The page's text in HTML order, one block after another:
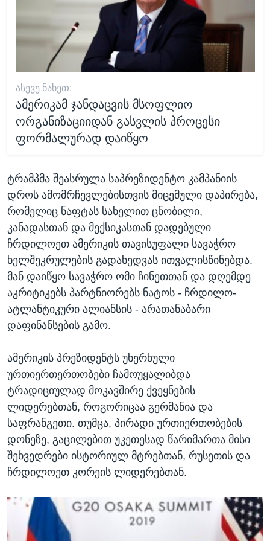
ᲐᲡᲔᲕᲔ ᲜᲐᲮᲔᲗ:
ამერიკამ ჯანდაცვის მსოფლიო
ორგანიზაციიდან გასვლის პროცესი
ფორმალურად დაიწყო
ტრამპმა შეასრულა საპრეზიდენტო კამპანიის
დროს ამომრჩევლებისთვის მიცემული დაპირება,
რომელიც ნაფტას სახელით ცნობილი,
კანადასთან და მექსიკასთან დადებული
ჩრდილოეთ ამერიკის თავისუფალი სავაჭრო
ხელშეკრულების გადახედვას ითვალისწინებდა.
მან დაიწყო სავაჭრო ომი ჩინეთთან და დღემდე
აკრიტიკებს პარტნიორებს ნატოს - ჩრდილო-
ატლანტიკური ალიანსის - არათანაბარი
დაფინანსების გამო.
ამერიკის პრეზიდენტს უხერხული
ურთიერთერთობები ჩამოუყალიბდა
ტრადიციულად მოკავშირე ქვეყნების
ლიდერებთან, როგორიცაა გერმანია და
საფრანგეთი. თუმცა, პირადი ურთიერთობების
დონეზე, გაცილებით უკეთესად წარიმართა მისი
შეხვედრები ისტორიულ მტრებთან, რუსეთის და
ჩრდილოეთ კორეის ლიდერებთან.